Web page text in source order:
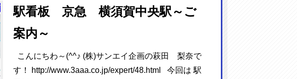
駅看板 京急 横須賀中央駅～ご
案内～
こんにちわ～(^^♪ (株)サンエイ企画の萩田 梨奈で
す！ http://www.3aaa.co.jp/expert/48.html 今回は 駅